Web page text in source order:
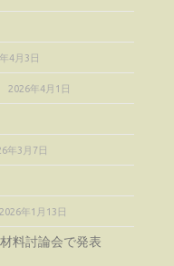
4月3日
2026年4月1日
年3月7日
2026年1月13日
料討論会で発表